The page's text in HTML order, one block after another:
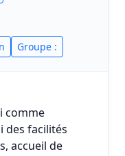
Groupe :
comme
des facilités
accueil de